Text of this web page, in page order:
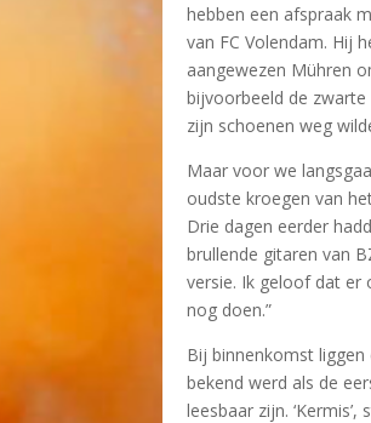
hebben een afspraak
van FC Volendam. Hij
aangewezen Mühren
bijvoorbeeld de zwarte
zijn schoenen weg
Maar voor we
oudste kroegen van
Drie dagen eerder
brullende gitaren van
versie. Ik geloof dat er
nog doen.”
Bij binnenkomst
bekend werd als de
leesbaar zijn.